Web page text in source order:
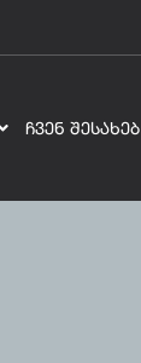
ᲩᲕᲔᲜ ᲨᲔᲡᲐᲮᲔᲑ